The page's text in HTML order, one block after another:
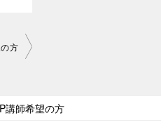
方
講師希望の方